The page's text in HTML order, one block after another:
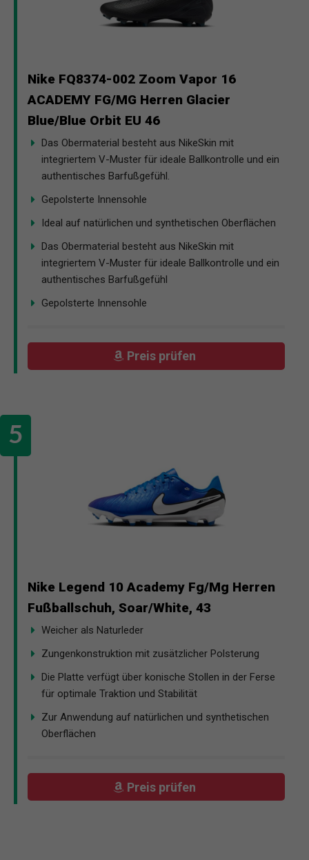
Nike FQ8374-002 Zoom Vapor 16
ACADEMY FG/MG Herren Glacier
Blue/Blue Orbit EU 46
Das Obermaterial besteht aus NikeSkin mit
integriertem V-Muster für ideale Ballkontrolle und ein
authentisches Barfußgefühl.
Gepolsterte Innensohle
Ideal auf natürlichen und synthetischen Oberflächen
Das Obermaterial besteht aus NikeSkin mit
integriertem V-Muster für ideale Ballkontrolle und ein
authentisches Barfußgefühl
Gepolsterte Innensohle
Preis prüfen
Nike Legend 10 Academy Fg/Mg Herren
Fußballschuh, Soar/White, 43
Weicher als Naturleder
Zungenkonstruktion mit zusätzlicher Polsterung
Die Platte verfügt über konische Stollen in der Ferse
für optimale Traktion und Stabilität
Zur Anwendung auf natürlichen und synthetischen
Oberflächen
Preis prüfen